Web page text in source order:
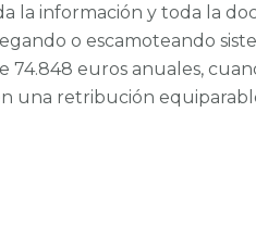
la información y toda la
o escamoteando
74.848 euros anuales,
una retribución